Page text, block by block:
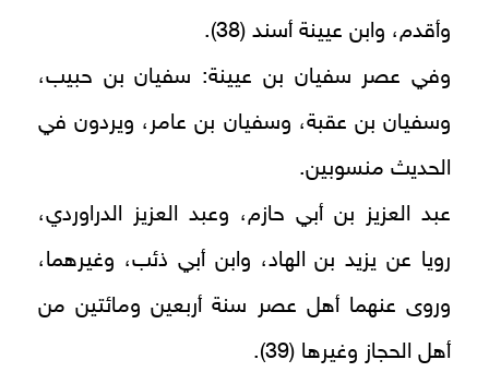
وأقدم، وابن عيينة أسند (38).
وفي عصر سفيان بن عيينة: سفيان بن حبيب،
وسفيان بن عقبة، وسفيان بن عامر، ويردون في
الحديث منسوبين.
عبد العزيز بن أبي حازم، وعبد العزيز الدراوردي،
رويا عن يزيد بن الهاد، وابن أبي ذئب، وغيرهما،
وروى عنهما أهل عصر سنة أربعين ومائتين من
أهل الحجاز وغيرها (39).